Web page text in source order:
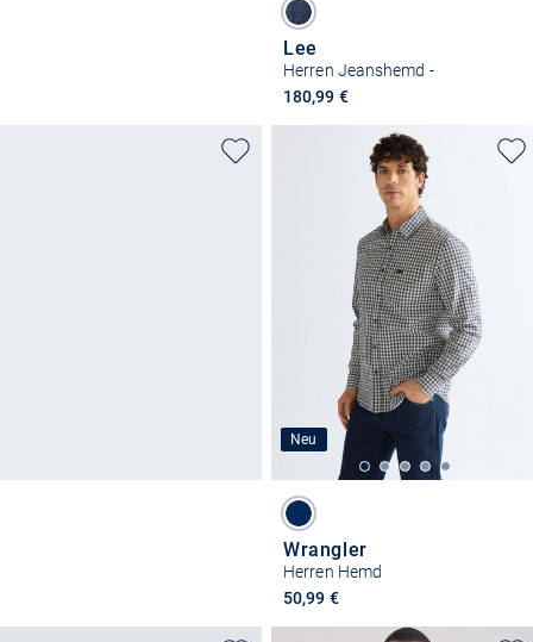
Lee
Herren Jeanshemd -
180,99 €
Neu
Wrangler
Herren Hemd
50,99 €